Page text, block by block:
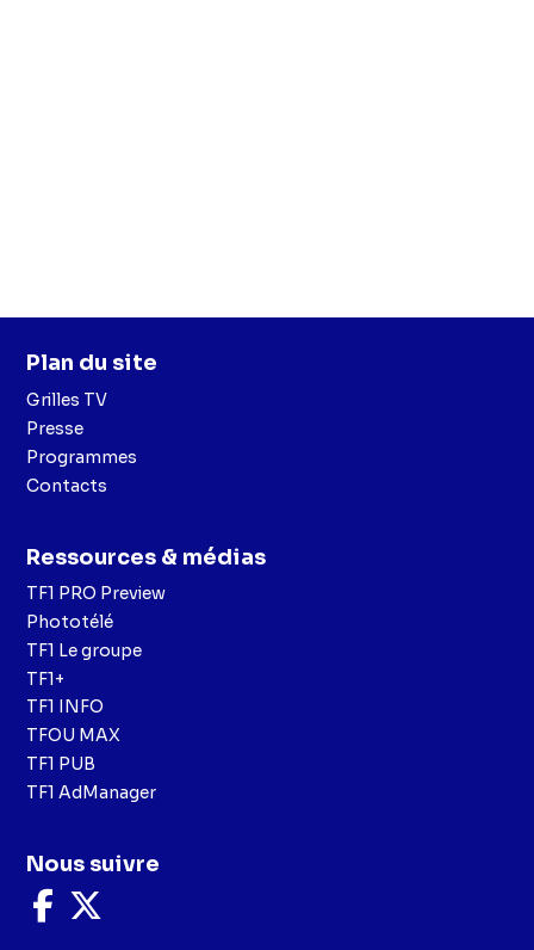
Plan du site
Grilles TV
Presse
Programmes
Contacts
Ressources & médias
TF1 PRO Preview
Phototélé
TF1 Le groupe
TF1+
TF1 INFO
TFOU MAX
TF1 PUB
TF1 AdManager
Nous suivre
Nous
suivre